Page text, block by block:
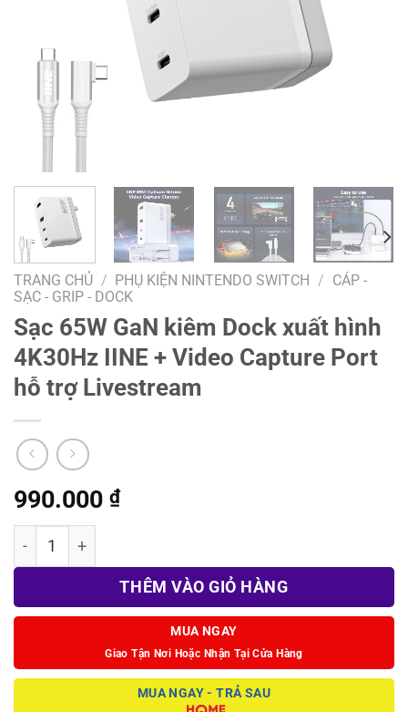
TRANG CHỦ / PHỤ KIỆN NINTENDO SWITCH /
CÁP -
SẠC - GRIP - DOCK
Sạc 65W GaN kiêm Dock xuất hình
4K30Hz IINE + Video Capture Port
hỗ trợ Livestream
990.000 ₫
Sạc 65W GaN kiêm Dock xuất hình 4K30Hz IINE + Video
THÊM VÀO GIỎ HÀNG
MUA NGAY
Giao Tận Nơi Hoặc Nhận Tại Cửa Hàng
MUA NGAY - TRẢ SAU